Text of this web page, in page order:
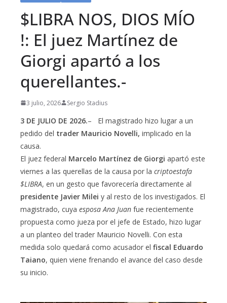
$LIBRA NOS, DIOS MÍO
!: El juez Martínez de
Giorgi apartó a los
querellantes.-
3 julio, 2026 Sergio Stadius
3 DE JULIO DE 2026.– El magistrado hizo lugar a un
pedido del trader Mauricio Novelli, implicado en la
causa.
El juez federal Marcelo Martínez de Giorgi apartó este
viernes a las querellas de la causa por la criptoestafa
$LIBRA, en un gesto que favorecería directamente al
presidente Javier Milei y al resto de los investigados. El
magistrado, cuya esposa Ana Juan fue recientemente
propuesta como jueza por el jefe de Estado, hizo lugar
a un planteo del trader Mauricio Novelli. Con esta
medida solo quedará como acusador el fiscal Eduardo
Taiano, quien viene frenando el avance del caso desde
su inicio.